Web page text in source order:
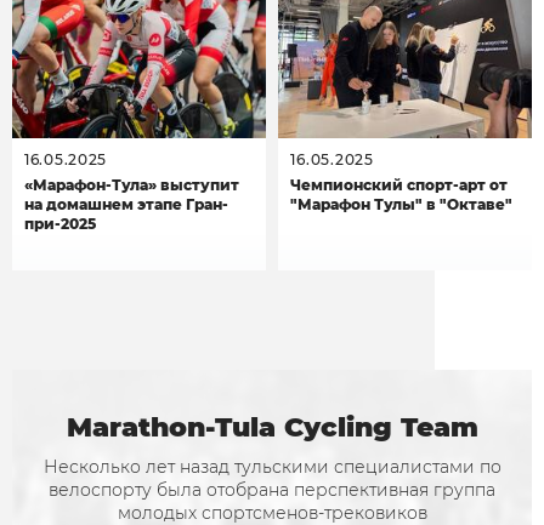
16.05.2025
«Марафон-Тула» выступит
на домашнем этапе Гран-
при-2025
16.05.2025
Чемпионский спорт-арт от
"Марафон Тулы" в "Октаве"
Marathon-Tula Cycling Team
Несколько лет назад тульскими специалистами по
велоспорту была отобрана перспективная группа
молодых спортсменов-трековиков